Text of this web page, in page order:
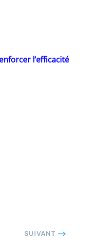
l’efficacité
SUIVANT